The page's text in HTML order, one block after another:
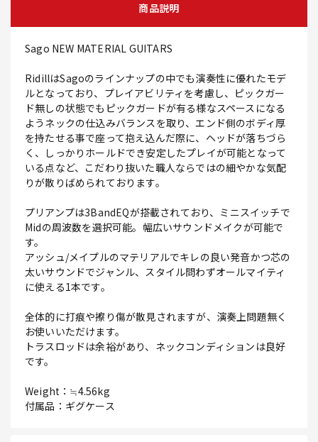
商品説明
Sago NEW MATERIAL GUITARS
RidillはSagoのラインナップの中でも演奏性に優れたモデ
ルとなっており、プレイアビリティを考慮し、ピックガー
ド無しの状態でもピックガードが有る様なスペースになる
ようネックの仕込みバランスを取り、エンド側のボディ厚
を持たせる事で座って抱え込んだ際に、ヘッドが落ちづら
く、しっかりホールドでき安定したプレイが可能となって
いる点など、こだわり抜いた職人ならではの細やかな気配
りが散りばめられております。
プリアンプは3BandEQが搭載されており、ミニスイッチで
Midの周波数を選択可能。幅広いサウンドメイクが可能で
す。
アッシュ/メイプルのマテリアルでキレの良い発音かつ芯の
太いサウンドでジャンル、スタイル問わずオールマイティ
に使える1本です。
全体的に打痕や擦り傷が散見されますが、演奏上問題無く
お使いいただけます。
トラスロッドは余裕があり、ネックコンディションは良好
です。
Weight：≒4.56kg
付属品：ギグケース